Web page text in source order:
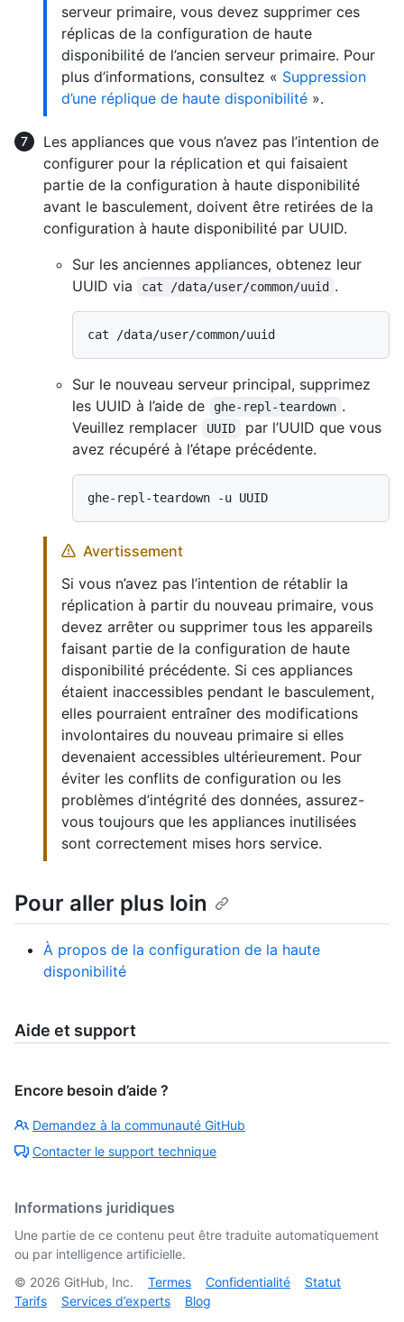
serveur primaire, vous devez supprimer ces
réplicas de la configuration de haute
disponibilité de l’ancien serveur primaire. Pour
plus d’informations, consultez « Suppression
d’une réplique de haute disponibilité ».
Les appliances que vous n’avez pas l’intention de
configurer pour la réplication et qui faisaient
partie de la configuration à haute disponibilité
avant le basculement, doivent être retirées de la
configuration à haute disponibilité par UUID.
Sur les anciennes appliances, obtenez leur
UUID via
cat /data/user/common/uuid .
Sur le nouveau serveur principal, supprimez
les UUID à l’aide de
ghe-repl-teardown .
Veuillez remplacer
UUID
par l’UUID que vous
avez récupéré à l’étape précédente.
Avertissement
Si vous n’avez pas l’intention de rétablir la
réplication à partir du nouveau primaire, vous
devez arrêter ou supprimer tous les appareils
faisant partie de la configuration de haute
disponibilité précédente. Si ces appliances
étaient inaccessibles pendant le basculement,
elles pourraient entraîner des modifications
involontaires du nouveau primaire si elles
devenaient accessibles ultérieurement. Pour
éviter les conflits de configuration ou les
problèmes d’intégrité des données, assurez-
vous toujours que les appliances inutilisées
sont correctement mises hors service.
Pour aller plus loin
À propos de la configuration de la haute
disponibilité
Aide et support
Encore besoin d’aide ?
Demandez à la communauté GitHub
Contacter le support technique
Informations juridiques
Une partie de ce contenu peut être traduite automatiquement
ou par intelligence artificielle.
© 2026 GitHub, Inc. Termes Confidentialité
Statut
Tarifs
Services d’experts Blog